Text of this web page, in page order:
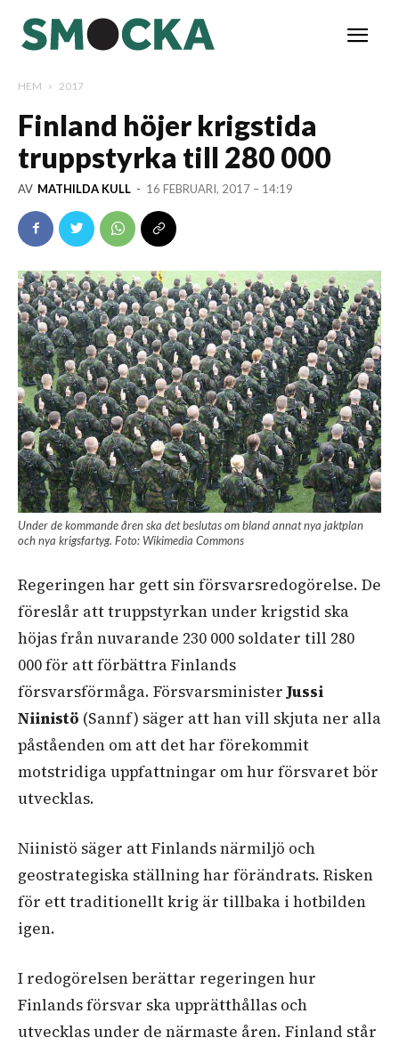
HEM 2017
Finland höjer krigstida
truppstyrka till 280 000
AV MATHILDA KULL - 16 FEBRUARI, 2017 – 14:19
Under de kommande åren ska det beslutas om bland annat nya jaktplan
och nya krigsfartyg. Foto: Wikimedia Commons
Regeringen har gett sin försvarsredogörelse. De
föreslår att truppstyrkan under krigstid ska
höjas från nuvarande 230 000 soldater till 280
000 för att förbättra Finlands
försvarsförmåga. FörsvarsministerJussi
Niinistö (Sannf) säger att han vill skjuta ner alla
påståenden om att det har förekommit
motstridiga uppfattningar om hur försvaret bör
utvecklas.
Niinistö säger att Finlands närmiljö och
geostrategiska ställning har förändrats. Risken
för ett traditionellt krig är tillbaka i hotbilden
igen.
I redogörelsen berättar regeringen hur
Finlands försvar ska upprätthållas och
utvecklas under de närmaste åren. Finland står